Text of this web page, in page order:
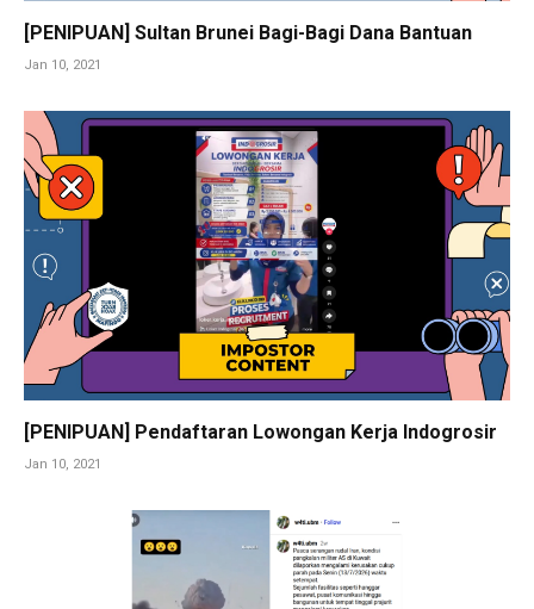
[PENIPUAN] Sultan Brunei Bagi-Bagi Dana Bantuan
Jan 10, 2021
[PENIPUAN] Pendaftaran Lowongan Kerja Indogrosir
Jan 10, 2021